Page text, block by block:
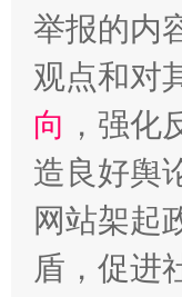
举报的内
观点和对
向 ，强
造良好舆
网站架起
盾，促进